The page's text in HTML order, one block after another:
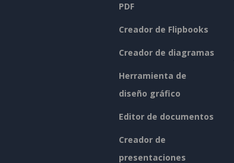
PDF
Creador de Flipbooks
Creador de diagramas
Herramienta de
diseño gráfico
Editor de documentos
Creador de
presentaciones